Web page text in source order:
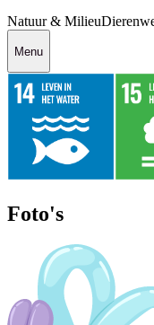
Natuur & Milieu
Menu
Foto's